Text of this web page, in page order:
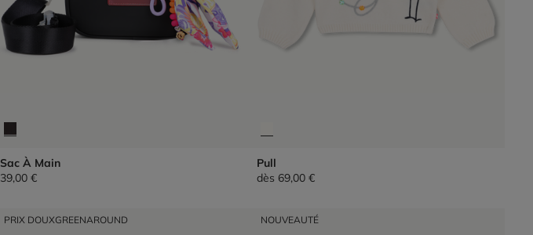
Sac À Main
39,00 €
Pull
dès 69,00 €
PRIX DOUXGREENAROUND NOUVEAUTÉ